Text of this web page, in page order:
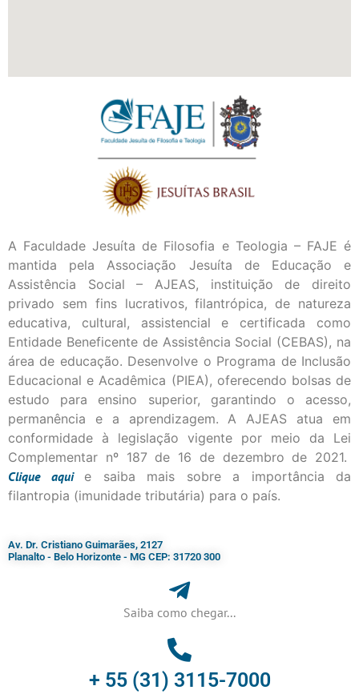
A Faculdade Jesuíta de Filosofia e Teologia – FAJE é
mantida pela Associação Jesuíta de Educação e
Assistência Social – AJEAS, instituição de direito
privado sem fins lucrativos, filantrópica, de natureza
educativa, cultural, assistencial e certificada como
Entidade Beneficente de Assistência Social (CEBAS), na
área de educação. Desenvolve o Programa de Inclusão
Educacional e Acadêmica (PIEA), oferecendo bolsas de
estudo para ensino superior, garantindo o acesso,
permanência e a aprendizagem. A AJEAS atua em
conformidade à legislação vigente por meio da Lei
Complementar nº 187 de 16 de dezembro de 2021.
Cliqueaqui
e saiba mais sobre a importância da
filantropia (imunidade tributária) para o país.
Av. Dr. Cristiano Guimarães, 2127
Planalto - Belo Horizonte - MG CEP: 31720 300
Saiba como chegar...
+ 55 (31) 3115-7000​